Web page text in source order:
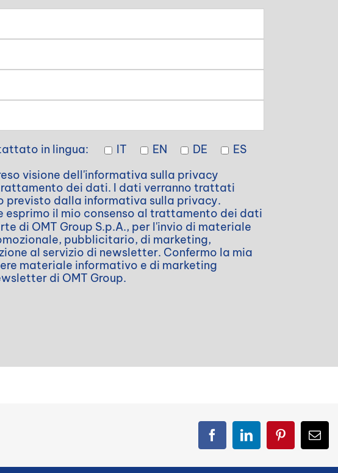
in lingua: IT EN DE
ES
visione dell'informativa sulla privacy
dei dati. I dati verranno trattati
previsto dalla informativa sulla privacy.
esprimo il mio consenso al trattamento dei dati
di OMT Group S.p.A., per l'invio di materiale
pubblicitario, di marketing,
al servizio di newsletter. Confermo la mia
materiale informativo e di marketing
di OMT Group.
FacebookLinkedInPinterestEmail